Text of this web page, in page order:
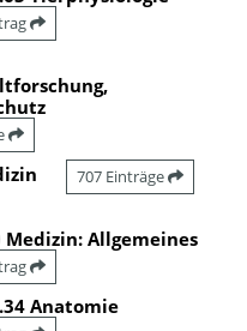
707 Einträge
Medizin: Allgemeines
Anatomie